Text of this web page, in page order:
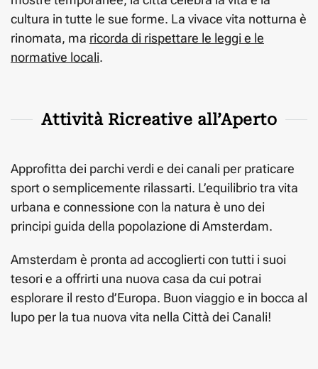
cultura in tutte le sue forme. La vivace vita notturna è
rinomata, ma ricorda di rispettare le leggi e le
normative locali.
Attività Ricreative all’Aperto
Approfitta dei parchi verdi e dei canali per praticare
sport o semplicemente rilassarti. L’equilibrio tra vita
urbana e connessione con la natura è uno dei
principi guida della popolazione di Amsterdam.
Amsterdam è pronta ad accoglierti con tutti i suoi
tesori e a offrirti una nuova casa da cui potrai
esplorare il resto d’Europa. Buon viaggio e in bocca al
lupo per la tua nuova vita nella Città dei Canali!